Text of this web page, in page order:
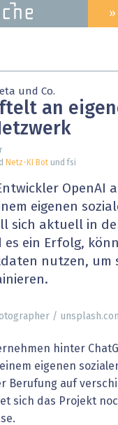
HEADER
MENU
»
und Co.
an
Netz-KI Bot und fsi
OpenAI
eigenen
sich aktuell in
es ein Erfolg,
nutzen, um
/
hinter
eigenen
Berufung auf
sich das Projekt